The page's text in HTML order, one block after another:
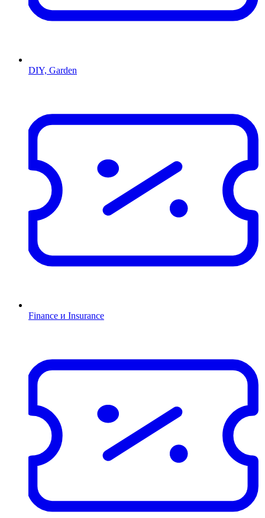
DIY, Garden
Finance и Insurance